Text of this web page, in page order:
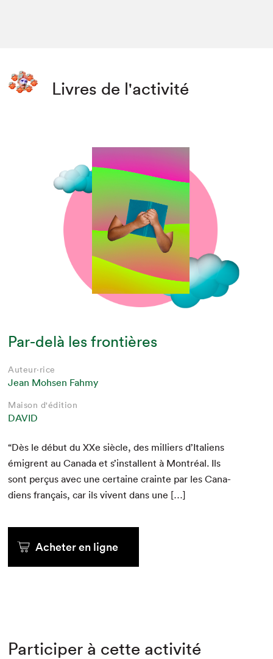
Livres de l'activité
Par-delà les frontières
Auteur·rice
Jean Mohsen Fahmy
Maison d'édition
DAVID
“Dès le début du XXe siè­cle, des mil­liers d’I­tal­iens
émi­grent au Cana­da et s’in­stal­lent à Mon­tréal. Ils
sont perçus avec une cer­taine crainte par les Cana­
di­ens français, car ils vivent dans une […]
Acheter en ligne
Participer à cette activité